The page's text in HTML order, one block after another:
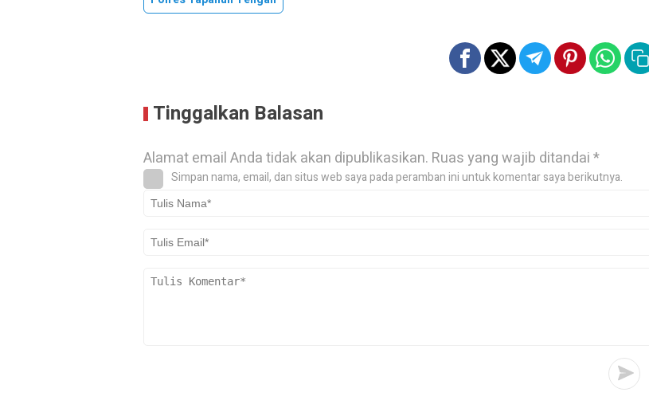
Tinggalkan Balasan
Alamat email Anda tidak akan dipublikasikan. Ruas yang wajib ditandai*
Simpan nama, email, dan situs web saya pada peramban ini untuk komentar saya berikutnya.